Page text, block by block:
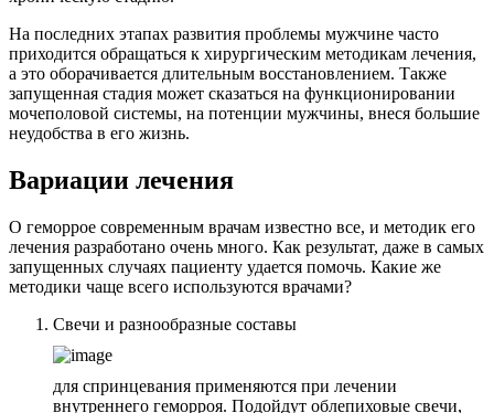
На последних этапах развития проблемы мужчине часто
приходится обращаться к хирургическим методикам лечения,
а это оборачивается длительным восстановлением. Также
запущенная стадия может сказаться на функционировании
мочеполовой системы, на потенции мужчины, внеся большие
неудобства в его жизнь.
Вариации лечения
О геморрое современным врачам известно все, и методик его
лечения разработано очень много. Как результат, даже в самых
запущенных случаях пациенту удается помочь. Какие же
методики чаще всего используются врачами?
Свечи и разнообразные составы
для спринцевания применяются при лечении
внутреннего геморроя. Подойдут облепиховые свечи,